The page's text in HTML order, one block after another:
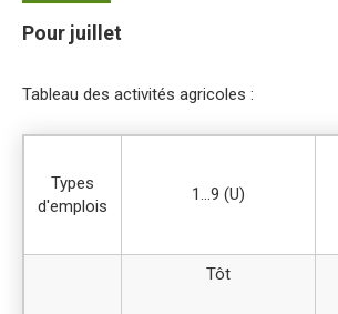
Pour juillet
Tableau des activités agricoles :
Types
d'emplois
1…9 (U)
Tôt